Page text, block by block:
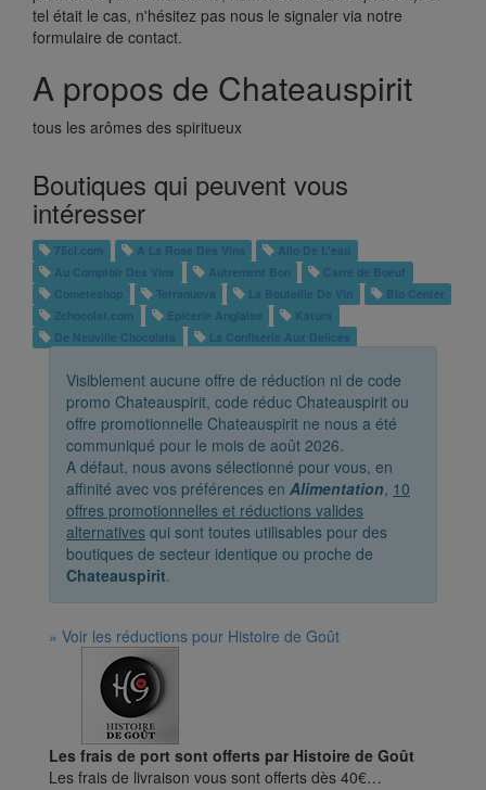
tel était le cas, n'hésitez pas nous le signaler via notre
formulaire de contact.
A propos de Chateauspirit
tous les arômes des spiritueux
Boutiques qui peuvent vous
intéresser
75cl.com A La Rose Des Vins
Allo De L'eau
Au Comptoir Des Vins
Autrement Bon
Carré de Boeuf
Cometeshop
Terranuova La Bouteille De Vin
Bio Center
Zchocolat.com
Epicerie Anglaise
Katura
De Neuville Chocolats
La Confiserie Aux Delices
Visiblement aucune offre de réduction ni de code
promo Chateauspirit, code réduc Chateauspirit ou
offre promotionnelle Chateauspirit ne nous a été
communiqué pour le mois de août 2026.
A défaut, nous avons sélectionné pour vous, en
affinité avec vos préférences en Alimentation, 10
offres promotionnelles et réductions valides
alternatives qui sont toutes utilisables pour des
boutiques de secteur identique ou proche de
Chateauspirit.
» Voir les réductions pour Histoire de Goût
Les frais de port sont offerts par Histoire de Goût
Les frais de livraison vous sont offerts dès 40€…